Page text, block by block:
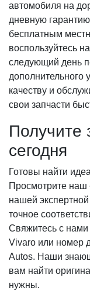
автомобиля на
дневную
бесплатным
воспользуйтесь
следующий день
дополнительного
качеству и
свои запчасти
Получите
сегодня
Готовы найти
Просмотрите наш
нашей
точное
Свяжитесь с нами
Vivaro или номер
Autos. Наши
вам найти
нужны.